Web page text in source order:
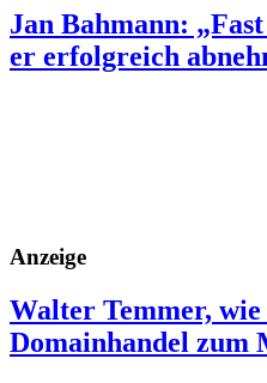
Jan Bahmann:
er erfolgreich
Anzeige
Walter Temmer,
Domainhandel zum